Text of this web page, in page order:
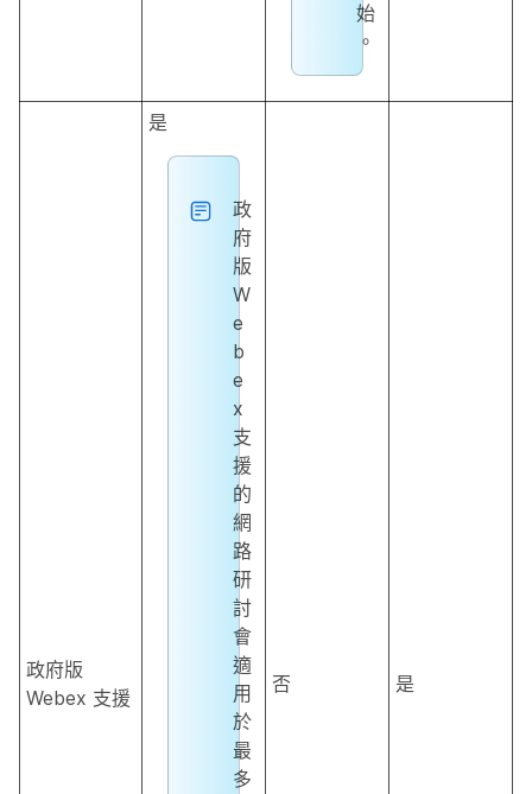
始
。
政府版
Webex 支援
是
政
府
版
W
e
b
e
x
支
援
的
網
路
研
討
會
適
用
於
最
多
否 是